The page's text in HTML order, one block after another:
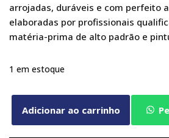
arrojadas, duráveis e com perfeito
elaboradas por profissionais
matéria-prima de alto padrão e
1 em estoque
Adicionar ao carrinho